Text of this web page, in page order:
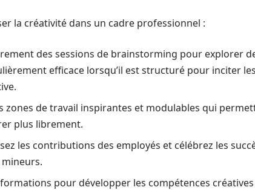
la créativité dans un cadre professionnel :
des sessions de brainstorming pour explorer
efficace lorsqu’il est structuré pour inciter les
zones de travail inspirantes et modulables qui
plus librement.
les contributions des employés et célébrez les
mineurs.
pour développer les compétences créatives